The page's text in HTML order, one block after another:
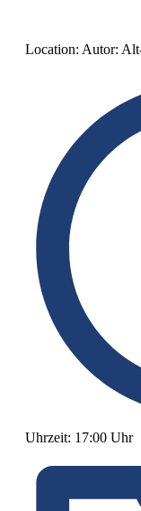
Location: Autor:
Uhrzeit: 17:00 Uhr